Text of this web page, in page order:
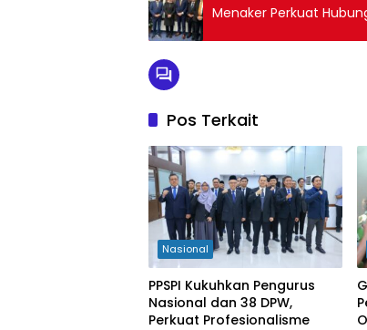
Menaker Perkuat
Pos Terkait
Nasional
PPSPI Kukuhkan Pengurus
Nasional dan 38 DPW,
Perkuat Profesionalisme